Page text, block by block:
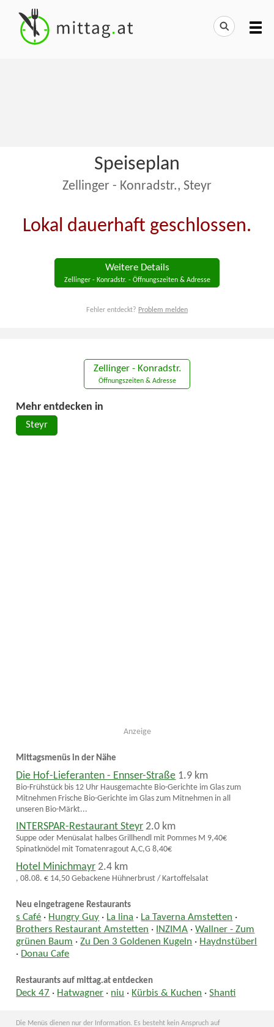
Speiseplan
Zellinger - Konradstr., Steyr
Lokal dauerhaft geschlossen.
Weitere Details
Zellinger - Konradstr. - Öffnungszeiten & Adresse
Fehler entdeckt? Problem melden
Zellinger - Konradstr.
Öffnungszeiten & Adresse
Mehr entdecken in
Steyr
Anzeige
Mittagsmenüs in der Nähe
Die Hof-Lieferanten - Ennser-Straße 1.9 km
Bio-Frühstück bis 12 Uhr Hausgemachte Bio-Gerichte im Glas zum
Mitnehmen Frische Bio-Gerichte im Glas zum Mitnehmen in all
unseren Bio-Märkt...
INTERSPAR-Restaurant Steyr 2.0 km
Suppe oder Menüsalat halbes Grillhendl mit Pommes M 9,40€
Spinatknödel mit Tomatenragout A,C,G 8,40€
Hotel Minichmayr 2.4 km
, 08.08. € 14,50 Gebackene Hühnerbrust / Kartoffelsalat
Neu eingetragene Restaurants
s Café · Hungry Guy · La lina · La Taverna Amstetten ·
Brothers Restaurant Amstetten · INZIMA ·Wallner - Zum
grünen Baum ·Zu Den 3 Goldenen Kugeln · Haydnstüberl
· Donau Cafe
Restaurants auf mittag.at entdecken
Deck 47 · Hatwagner · niu · Kürbis & Kuchen ·Shanti
Die Menüs dienen nur der Information. Es besteht kein Anspruch auf